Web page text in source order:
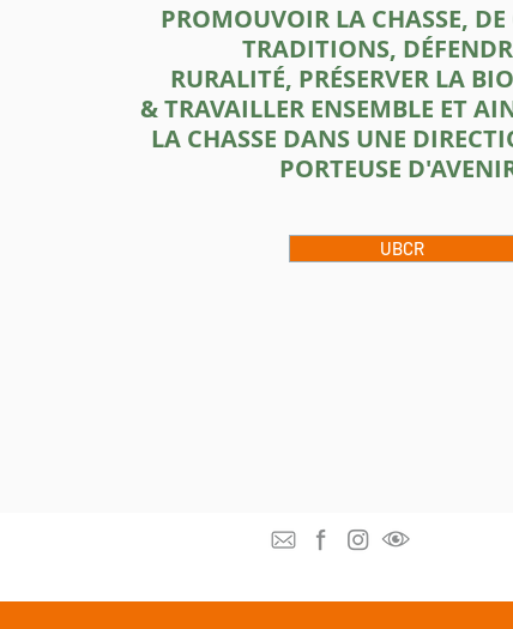
PROMOUVOIR LA CHASSE, DE
TRADITIONS,
RURALITÉ, PRÉSERVER LA
&TRAVAILLER ENSEMBLE ET
LA CHASSE DANS UNE
PORTEUSE D'AVENI
UBCR